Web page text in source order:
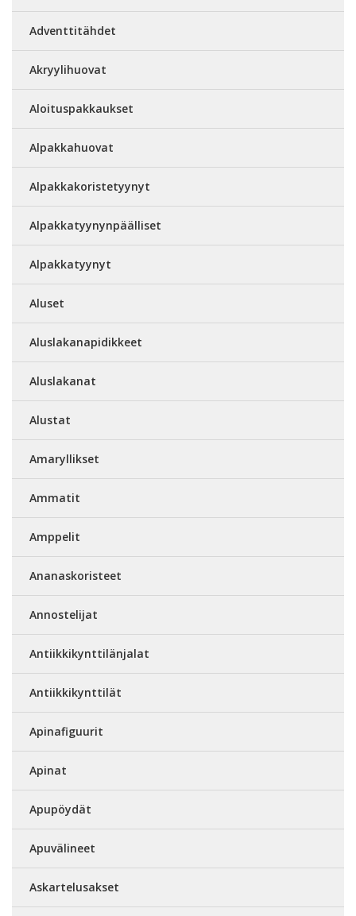
Adventtitähdet
Akryylihuovat
Aloituspakkaukset
Alpakkahuovat
Alpakkakoristetyynyt
Alpakkatyynynpäälliset
Alpakkatyynyt
Aluset
Aluslakanapidikkeet
Aluslakanat
Alustat
Amaryllikset
Ammatit
Amppelit
Ananaskoristeet
Annostelijat
Antiikkikynttilänjalat
Antiikkikynttilät
Apinafiguurit
Apinat
Apupöydät
Apuvälineet
Askartelusakset